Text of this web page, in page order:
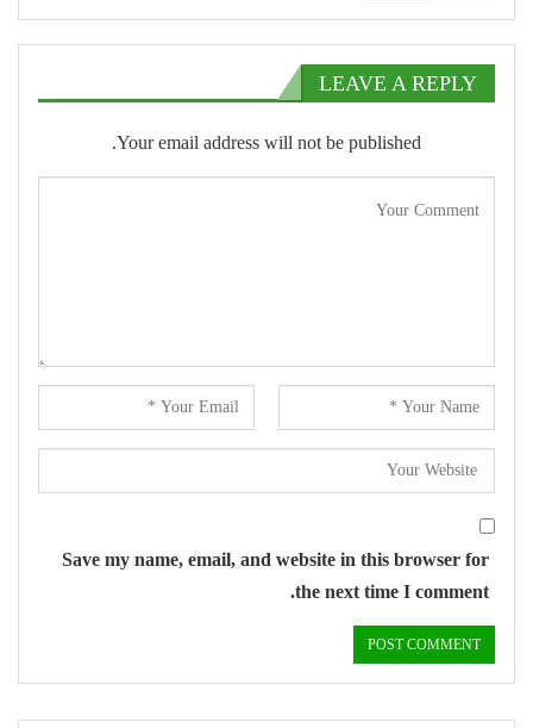
LEAVE A REPLY
Your email address will not be published.
Save my name, email, and website in this browser for
the next time I comment.